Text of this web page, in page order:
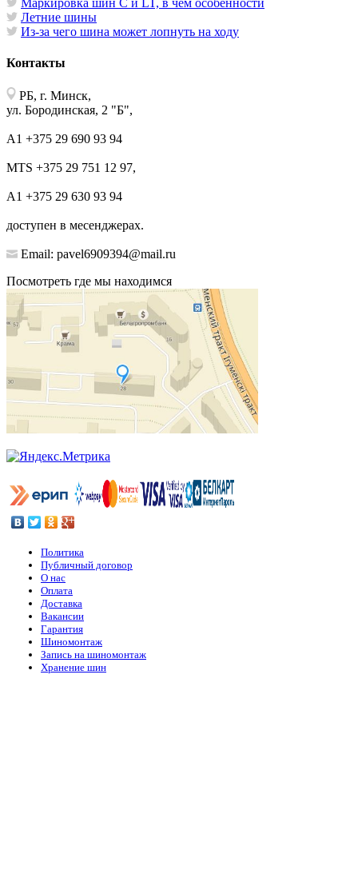
Летние шины
Из-за чего шина может лопнуть на ходу
Контакты
РБ, г. Минск,
ул. Бородинская, 2 "Б",
А1 +375 29 690 93 94
MTS +375 29 751 12 97,
А1 +375 29 630 93 94
доступен в месенджерах.
Email: pavel6909394@mail.ru
Посмотреть где мы находимся
Политика
Публичный договор
О нас
Оплата
Доставка
Вакансии
Гарантия
Шиномонтаж
Запись на шиномонтаж
Хранение шин